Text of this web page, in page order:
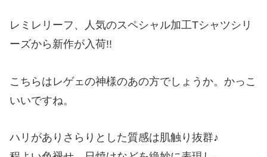
レミレリーフ、人気のスペシャル加工Tシャツシリ
ーズから新作が入荷!!
こちらはレゲェの神様のあの方でしょうか。かっこ
いいですね。
ハリがありさらりとした質感は肌触り抜群♪